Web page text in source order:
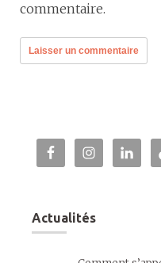
commentaire.
Actualités